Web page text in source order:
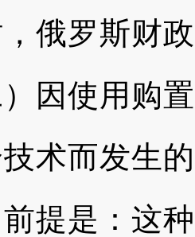
罗斯财政
因使用购
术而发生
提是：这